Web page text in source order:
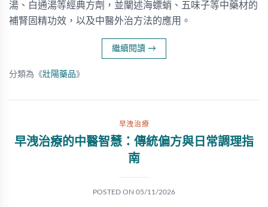
湯、白通湯等經典方劑，並闡述海螵蛸、五味子等中藥材的
補腎固精功效，以及中醫外治方法的應用。
繼續閱讀 →
分類為《壯陽藥品》
早洩治療
早洩治療的中醫智慧：傳統偏方與日常調理指
南
POSTED ON 05/11/2026